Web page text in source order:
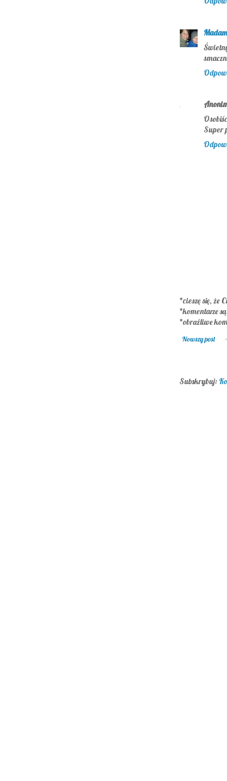
Super
*cieszę się, że
*komentarze
*obraźliwe
Nowszy post
Subskrybuj: